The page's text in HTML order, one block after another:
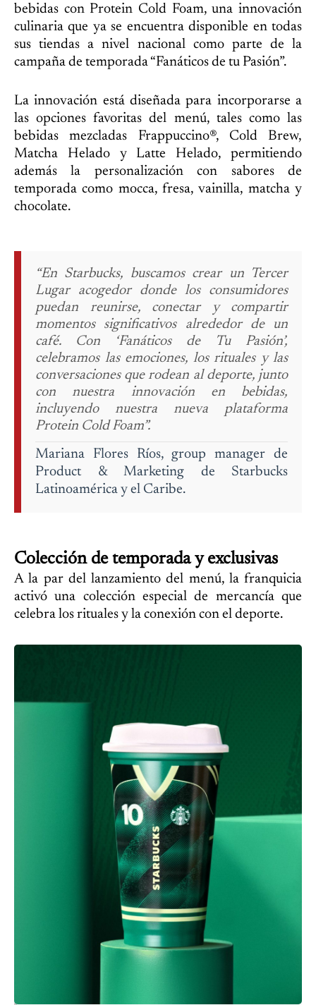
bebidas con Protein Cold Foam, una innovación
culinaria que ya se encuentra disponible en todas
sus tiendas a nivel nacional como parte de la
campaña de temporada “Fanáticos de tu Pasión”.
La innovación está diseñada para incorporarse a
las opciones favoritas del menú, tales como las
bebidas mezcladas Frappuccino®, Cold Brew,
Matcha Helado y Latte Helado, permitiendo
además la personalización con sabores de
temporada como mocca, fresa, vainilla, matcha y
chocolate.
“En Starbucks, buscamos crear un Tercer
Lugar acogedor donde los consumidores
puedan reunirse, conectar y compartir
momentos significativos alrededor de un
café. Con ‘Fanáticos de Tu Pasión’,
celebramos las emociones, los rituales y las
conversaciones que rodean al deporte, junto
con nuestra innovación en bebidas,
incluyendo nuestra nueva plataforma
Protein Cold Foam”.
Mariana Flores Ríos, group manager de
Product & Marketing de Starbucks
Latinoamérica y el Caribe.
Colección de temporada y exclusivas
A la par del lanzamiento del menú, la franquicia
activó una colección especial de mercancía que
celebra los rituales y la conexión con el deporte.